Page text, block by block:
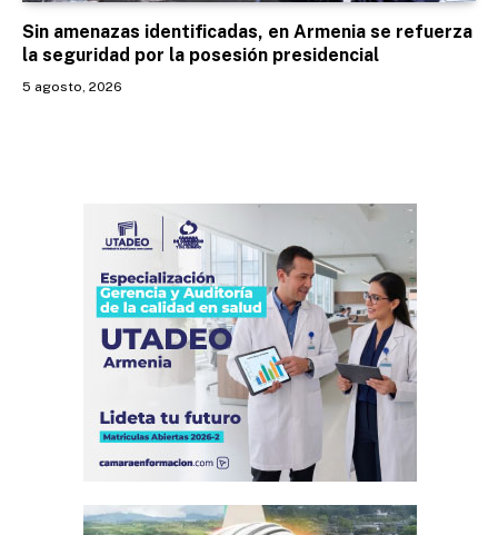
Sin amenazas identificadas, en Armenia se refuerza
la seguridad por la posesión presidencial
5 agosto, 2026